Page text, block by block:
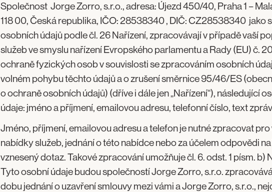
Společnost Jorge Zorro, s.r.o., adresa: Újezd 450/40, Praha 1 –
118 00, Česká republika, IČO: 28538340 , DIČ: CZ28538340 jako
osobních údajů podle čl. 26 Nařízení, zpracovávají v případě vaší
služeb ve smyslu nařízení Evropského parlamentu a Rady (EU) č.
ochraně fyzických osob v souvislosti se zpracováním osobních
volném pohybu těchto údajů a o zrušení směrnice 95/46/ES
o ochraně osobních údajů) (dříve i dále jen „Nařízení“), následující
údaje: jméno a příjmení, emailovou adresu, telefonní číslo, text
Jméno, příjmení, emailovou adresu a telefon je nutné zpracovat
nabídky služeb, jednání o této nabídce nebo za účelem odpovědi na
vznesený dotaz. Takové zpracování umožňuje čl. 6. odst. 1 písm. b)
Tyto osobní údaje budou společností Jorge Zorro, s.r.o.
dobu jednání o uzavření smlouvy mezi vámi a Jorge Zorro, s.r.o.,